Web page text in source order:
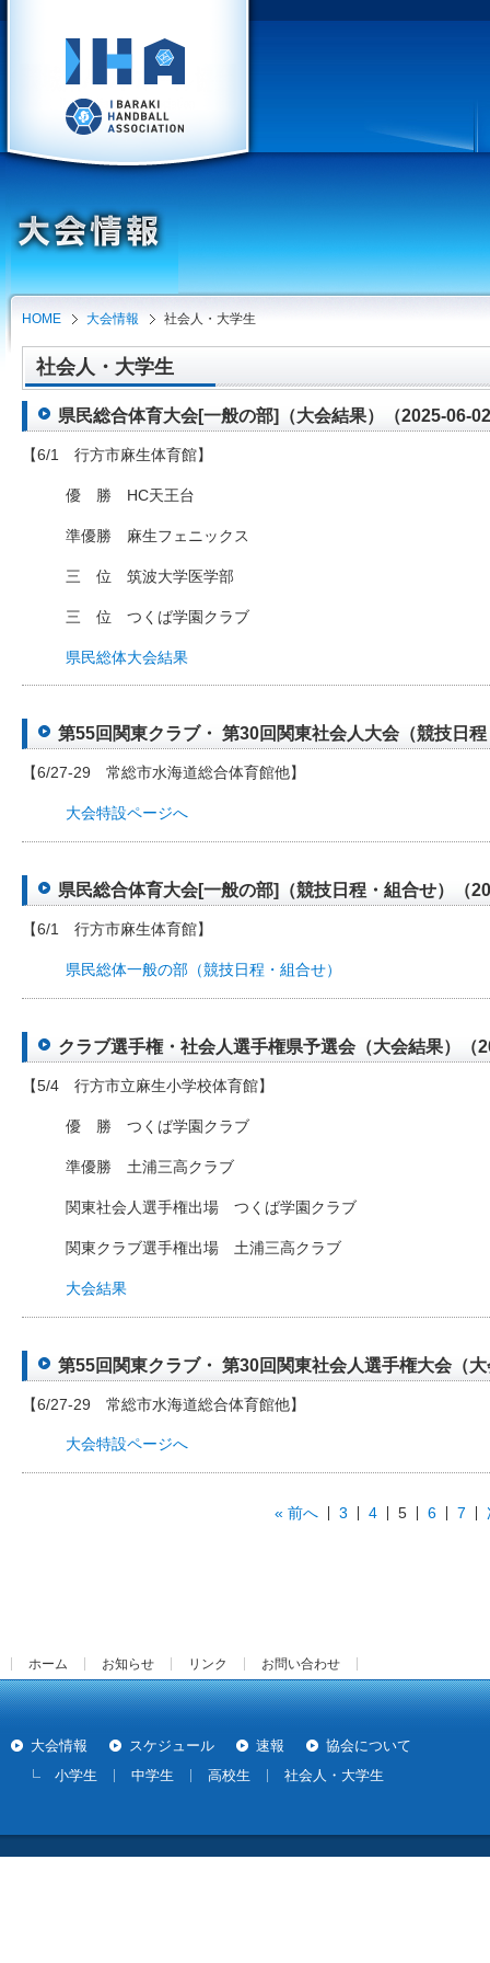
HOME 大会情報 社会人・大学生
社会人・大学生
県民総合体育大会[一般の部]（大会結果）（2025-06-
【6/1 行方市麻生体育館】
優 勝 HC天王台
準優勝 麻生フェニックス
三 位 筑波大学医学部
三 位 つくば学園クラブ
県民総体大会結果
第55回関東クラブ・ 第30回関東社会人大会（競技日
【6/27-29 常総市水海道総合体育館他】
大会特設ページへ
県民総合体育大会[一般の部]（競技日程・組合せ）（
【6/1 行方市麻生体育館】
県民総体一般の部（競技日程・組合せ）
クラブ選手権・社会人選手権県予選会（大会結果）（
【5/4 行方市立麻生小学校体育館】
優 勝 つくば学園クラブ
準優勝 土浦三高クラブ
関東社会人選手権出場 つくば学園クラブ
関東クラブ選手権出場 土浦三高クラブ
大会結果
第55回関東クラブ・ 第30回関東社会人選手権大会（
【6/27-29 常総市水海道総合体育館他】
大会特設ページへ
« 前へ 3 4 5 6 7
ホーム お知らせ リンク お問い合わせ
大会情報 スケジュール 速報
協会について
小学生
中学生 高校生 社会人・大学生